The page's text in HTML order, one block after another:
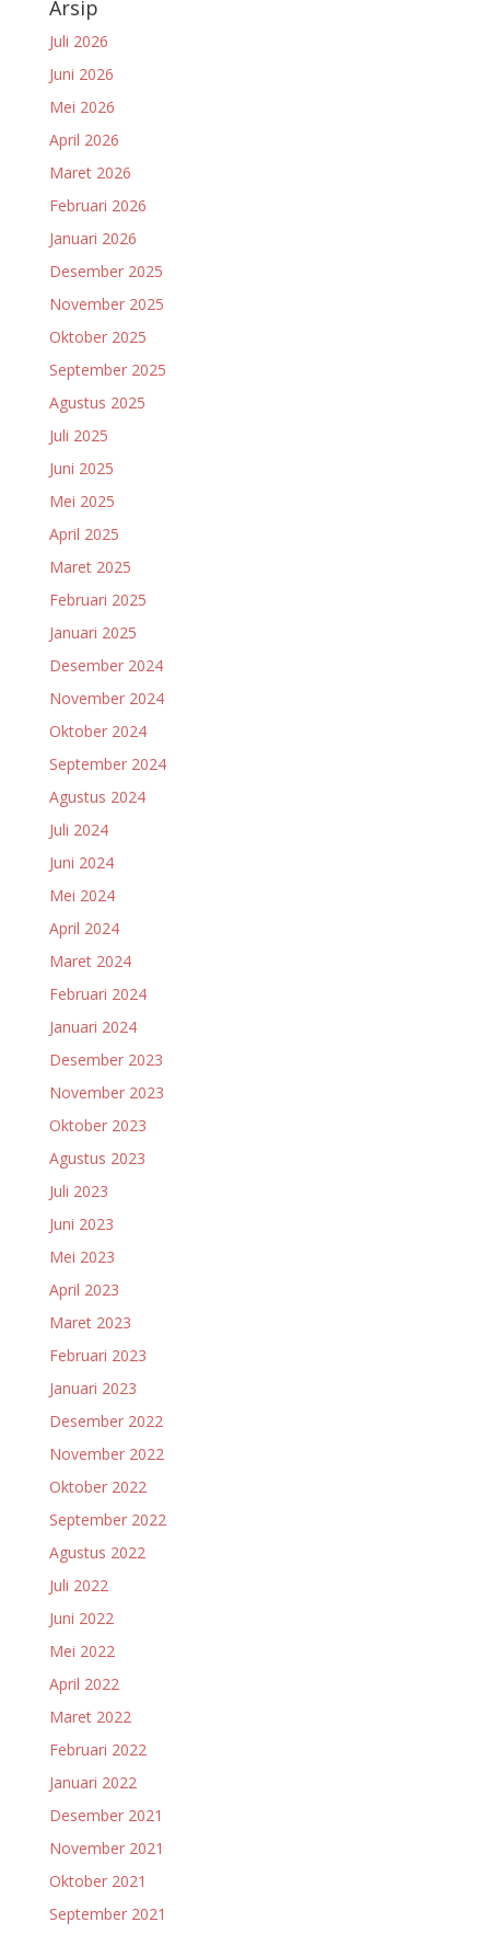
Arsip
Juli 2026
Juni 2026
Mei 2026
April 2026
Maret 2026
Februari 2026
Januari 2026
Desember 2025
November 2025
Oktober 2025
September 2025
Agustus 2025
Juli 2025
Juni 2025
Mei 2025
April 2025
Maret 2025
Februari 2025
Januari 2025
Desember 2024
November 2024
Oktober 2024
September 2024
Agustus 2024
Juli 2024
Juni 2024
Mei 2024
April 2024
Maret 2024
Februari 2024
Januari 2024
Desember 2023
November 2023
Oktober 2023
Agustus 2023
Juli 2023
Juni 2023
Mei 2023
April 2023
Maret 2023
Februari 2023
Januari 2023
Desember 2022
November 2022
Oktober 2022
September 2022
Agustus 2022
Juli 2022
Juni 2022
Mei 2022
April 2022
Maret 2022
Februari 2022
Januari 2022
Desember 2021
November 2021
Oktober 2021
September 2021